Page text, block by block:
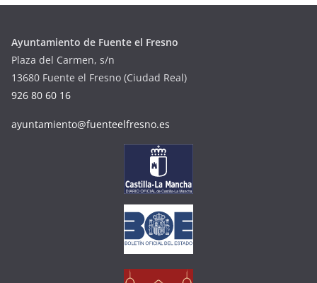
Ayuntamiento de Fuente el Fresno
Plaza del Carmen, s/n
13680 Fuente el Fresno (Ciudad Real)
926 80 60 16
ayuntamiento@fuenteelfresno.es